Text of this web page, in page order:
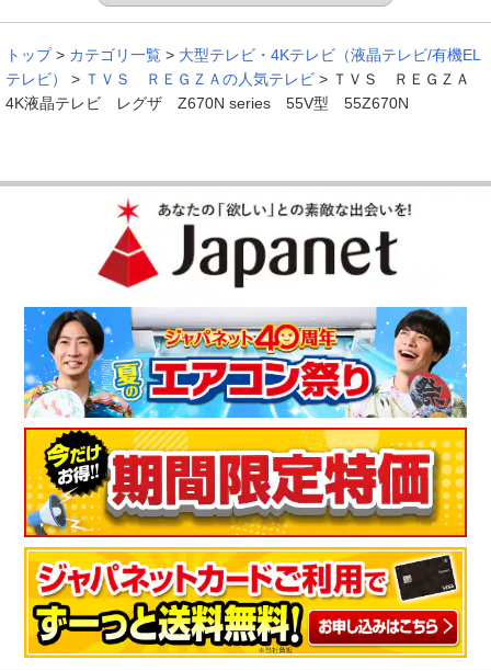
トップ > カテゴリ一覧 > 大型テレビ・4Kテレビ（液晶テレビ/有機EL
テレビ）
> ＴＶＳ ＲＥＧＺＡの人気テレビ > ＴＶＳ ＲＥＧＺＡ
4K液晶テレビ レグザ Z670N series 55V型 55Z670N